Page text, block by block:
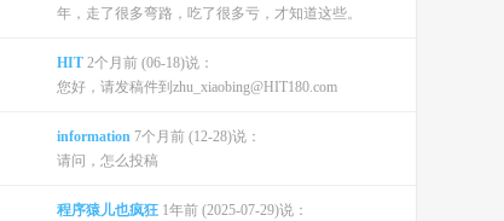
年，走了很多弯路，吃了很多亏，才知道这些。
HIT 2个月前 (06-18)说：
您好，请发稿件到zhu_xiaobing@HIT180.com
information 7个月前 (12-28)说：
请问，怎么投稿
程序猿儿也疯狂 1年前 (2025-07-29)说：